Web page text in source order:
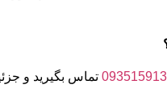
تماس بگیرید و